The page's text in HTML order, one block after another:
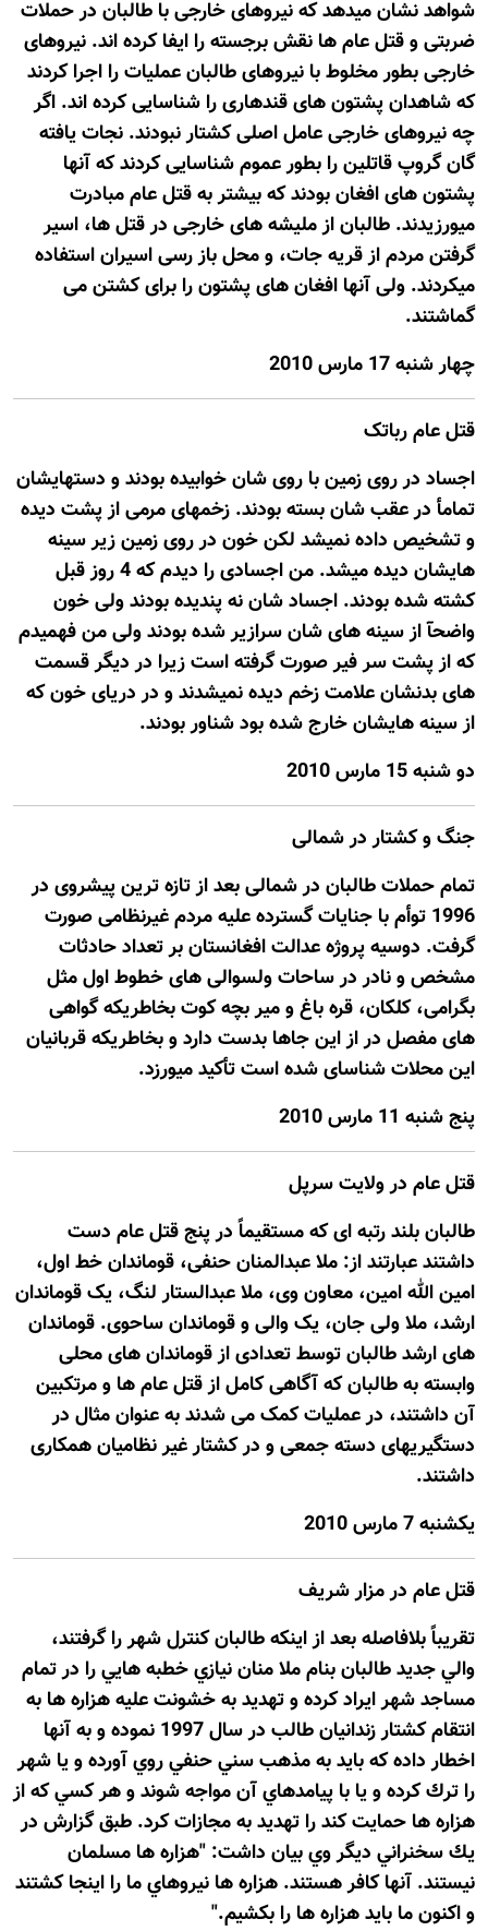
شواهد نشان میدهد که نیروهای خارجی با طالبان در حملات
ضربتی و قتل عام ها نقش برجسته را ایفا کرده اند. نیروهای
خارجی بطور مخلوط با نیروهای طالبان عملیات را اجرا کردند
که شاهدان پشتون های قندهاری را شناسایی کرده اند. اگر
چه نیروهای خارجی عامل اصلی کشتار نبودند. نجات یافته
گان گروپ قاتلین را بطور عموم شناسایی کردند که آنها
پشتون های افغان بودند که بیشتر به قتل عام مبادرت
میورزیدند. طالبان از ملیشه های خارجی در قتل ها، اسیر
گرفتن مردم از قریه جات، و محل باز رسی اسیران استفاده
میکردند. ولی آنها افغان های پشتون را برای کشتن می
گماشتند.
چهار شنبه 17 مارس 2010
قتل عام رباتک
اجساد در روی زمین با روی شان خوابیده بودند و دستهایشان
تمامأ در عقب شان بسته بودند. زخمهای مرمی از پشت دیده
و تشخیص داده نمیشد لکن خون در روی زمین زیر سینه
هایشان دیده میشد. من اجسادی را دیدم که 4 روز قبل
کشته شده بودند. اجساد شان نه پندیده بودند ولی خون
واضحآ از سینه های شان سرازیر شده بودند ولی من فهمیدم
که از پشت سر فیر صورت گرفته است زیرا در دیگر قسمت
های بدنشان علامت زخم دیده نمیشدند و در دریای خون که
از سینه هایشان خارج شده بود شناور بودند.
دو شنبه 15 مارس 2010
جنگ و کشتار در شمالی
تمام حملات طالبان در شمالی بعد از تازه ترین پیشروی در
1996 توأم با جنایات گسترده علیه مردم غیرنظامی صورت
گرفت. دوسیه پروژه عدالت افغانستان بر تعداد حادثات
مشخص و نادر در ساحات ولسوالی های خطوط اول مثل
بگرامی، کلکان، قره باغ و میر بچه کوت بخاطریکه گواهی
های مفصل در از این جاها بدست دارد و بخاطریکه قربانیان
این محلات شناسای شده است تأکید میورزد.
پنج شنبه 11 مارس 2010
قتل عام در ولايت سرپل
طالبان بلند رتبه ای که مستقیماً در پنج قتل عام دست
داشتند عبارتند از: ملا عبدالمنان حنفی، قوماندان خط اول،
امین الله امین، معاون وی، ملا عبدالستار لنگ، یک قوماندان
ارشد، ملا ولی جان، یک والی و قوماندان ساحوی. قوماندان
های ارشد طالبان توسط تعدادی از قوماندان های محلی
وابسته به طالبان که آگاهی کامل از قتل عام ها و مرتکبین
آن داشتند، در عملیات کمک می شدند به عنوان مثال در
دستگیریهای دسته جمعی و در کشتار غیر نظامیان همکاری
داشتند.
يكشنبه 7 مارس 2010
قتل عام در مزار شریف
تقريباً بلافاصله بعد از اينكه طالبان كنترل شهر را گرفتند،
والي جديد طالبان بنام ملا منان نيازي خطبه هايي را در تمام
مساجد شهر ايراد كرده و تهديد به خشونت عليه هزاره ها به
انتقام كشتار زندانيان طالب در سال 1997 نموده و به آنها
اخطار داده كه بايد به مذهب سني حنفي روي آورده و يا شهر
را ترك كرده و يا با پيامدهاي آن مواجه شوند و هر كسي كه از
هزاره ها حمايت كند را تهديد به مجازات كرد. طبق گزارش در
يك سخنراني ديگر وي بيان داشت: "هزاره ها مسلمان
نيستند. آنها كافر هستند. هزاره ها نيروهاي ما را اينجا كشتند
و اكنون ما بايد هزاره ها را بكشيم."